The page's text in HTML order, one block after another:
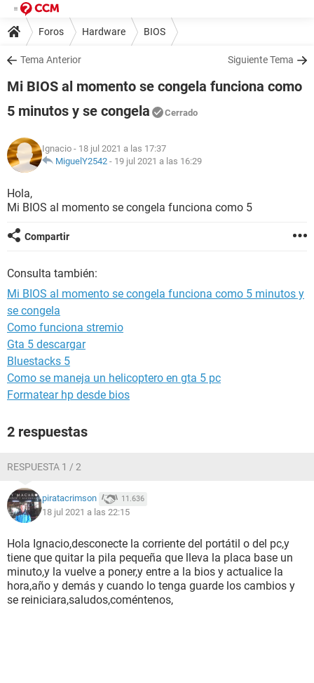
Foros Hardware BIOS
Tema Anterior Siguiente Tema
Mi BIOS al momento se congela funciona como
5 minutos y se congela
Cerrado
Ignacio - 18 jul 2021 a las 17:37
MiguelY2542 - 19 jul 2021 a las 16:29
Hola,
Mi BIOS al momento se congela funciona como 5
Compartir
Consulta también:
Mi BIOS al momento se congela funciona como 5 minutos y
se congela
Como funciona stremio
Gta 5 descargar
Bluestacks 5
Como se maneja un helicoptero en gta 5 pc
Formatear hp desde bios
2 respuestas
RESPUESTA 1 / 2
piratacrimson 11.636
18 jul 2021 a las 22:15
Hola Ignacio,desconecte la corriente del portátil o del pc,y
tiene que quitar la pila pequeña que lleva la placa base un
minuto,y la vuelve a poner,y entre a la bios y actualice la
hora,año y demás y cuando lo tenga guarde los cambios y
se reiniciara,saludos,coméntenos,